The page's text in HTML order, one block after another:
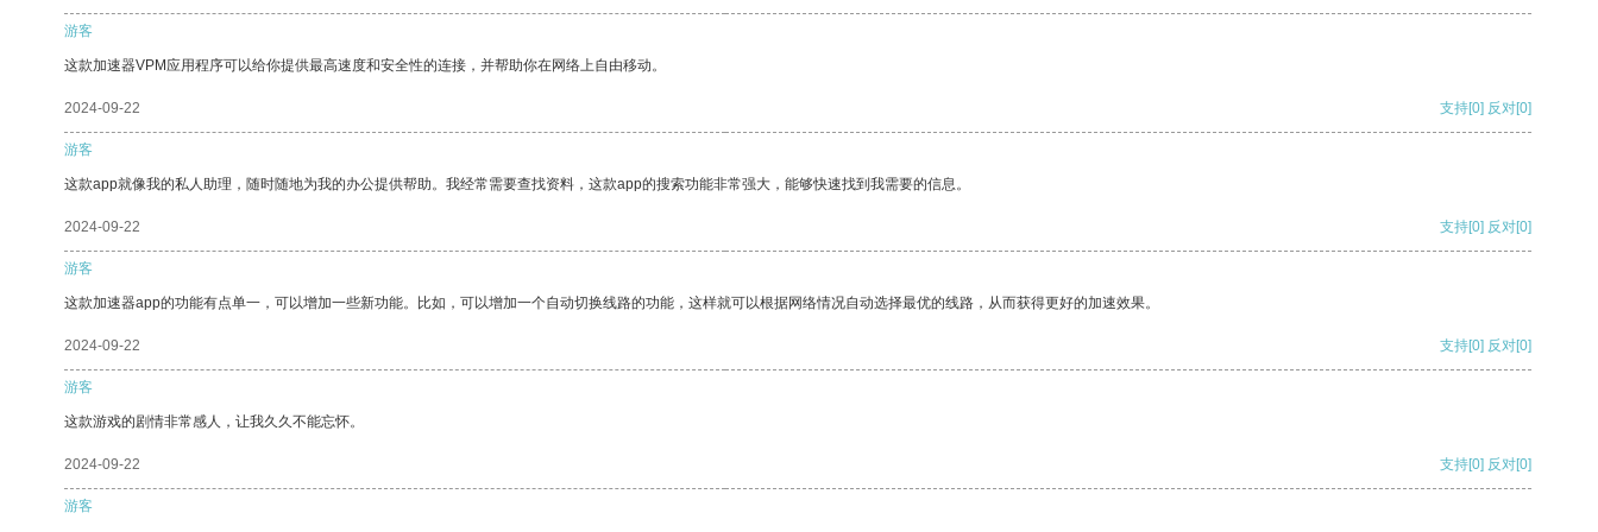
游客
这款加速器VPM应用程序可以给你提供最高速度和安全性的连接，并帮助你在网络上自由移动。
2024-09-22 支持[0] 反对[0]
游客
这款app就像我的私人助理，随时随地为我的办公提供帮助。我经常需要查找资料，这款app的搜索功能非常强大，能够快速找到我需要的信息。
2024-09-22 支持[0] 反对[0]
游客
这款加速器app的功能有点单一，可以增加一些新功能。比如，可以增加一个自动切换线路的功能，这样就可以根据网络情况自动选择最优的线路，从而获得更好的加速效果。
2024-09-22 支持[0] 反对[0]
游客
这款游戏的剧情非常感人，让我久久不能忘怀。
2024-09-22 支持[0] 反对[0]
游客